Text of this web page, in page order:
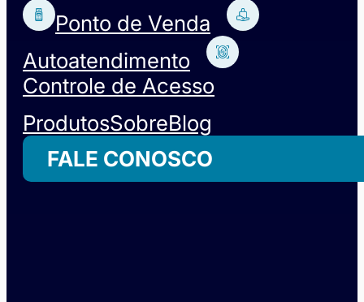
Ponto de Venda
Autoatendimento
Controle de Acesso
ProdutosSobreBlog
FALE CONOSCO